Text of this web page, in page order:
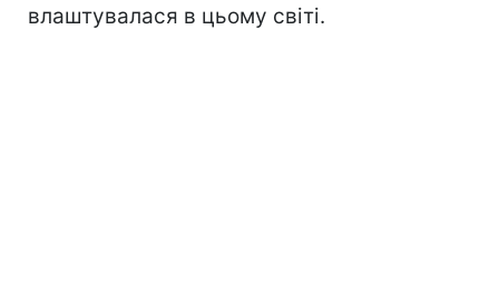
влаштувалася в цьому світі.